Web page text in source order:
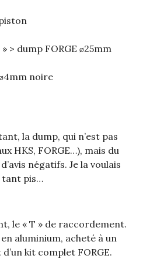
> dump FORGEØ25mm
4mm noire
la dump, qui n’est pas
HKS, FORGE…), mais du
négatifs. Je la voulais
tant pis…
le « T » de raccordement.
aluminium, acheté à un
kit complet FORGE.